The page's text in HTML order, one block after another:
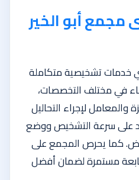
مجمع أبو الخير
خدمات تشخيصية متكاملة
في مختلف التخصصات،
والمعامل لإجراء التحاليل
على سرعة التشخيص ووضع
كما يحرص المجمع على
مستمرة لضمان أفضل